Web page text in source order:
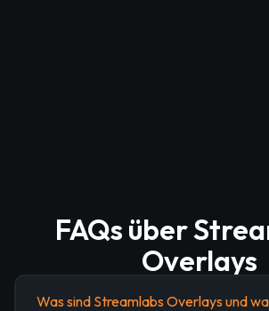
FAQs über
Overlays
Was sind Streamlabs Overlays und